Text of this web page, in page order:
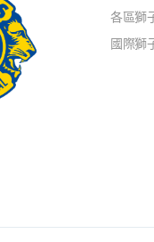
各區獅
國際獅